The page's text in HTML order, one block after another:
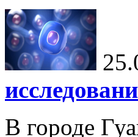
В городе